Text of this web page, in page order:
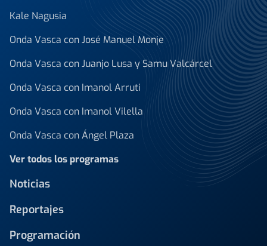
Kale Nagusia
Onda Vasca con José Manuel Monje
Onda Vasca con Juanjo Lusa y Samu Valcárcel
Onda Vasca con Imanol Arruti
Onda Vasca con Imanol Vilella
Onda Vasca con Ángel Plaza
Ver todos los programas
Noticias
Reportajes
Programación